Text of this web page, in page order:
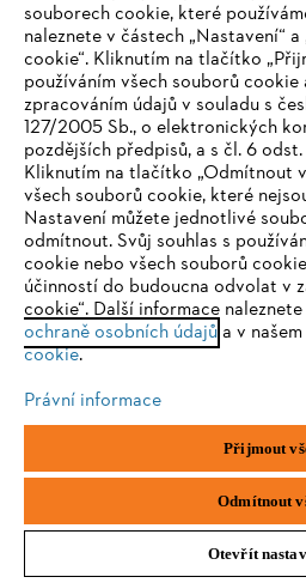
NOVINKA
Sportovní šortky
BrandShop
1 300,00 Kč
Porovnat
IHR BROWSER
UNTERSTÜTZT
Sie nutzen einen Browser, den wir
eine optimale Nutzung unserer
einem der folgenden Browser zu
Firefox
souborech cookie, které
naleznete v částech „Nastavení“
cookie“. Kliknutím na tlačítko
používáním všech souborů cookie
zpracováním údajů v souladu s
127/2005 Sb., o elektronických
pozdějších předpisů, a s čl. 6 odst.
Kliknutím na tlačítko „Odmítnout
všech souborů cookie, které
Nastavení můžete jednotlivé
odmítnout. Svůj souhlas s
cookie nebo všech souborů
účinností do budoucna odvolat v
cookie“. Další informace naleznete
ochraně osobních údajůa v našem
cookie.
Právní informace
Přijmout
Odmítnout
Otevřít